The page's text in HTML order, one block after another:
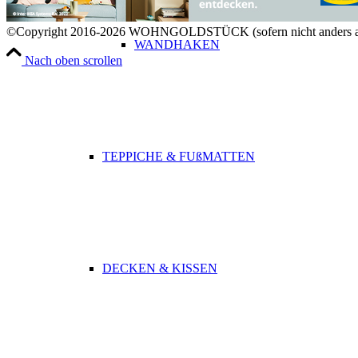
WANDHAKEN
TEPPICHE & FUßMATTEN
DECKEN & KISSEN
©Copyright 2016-2026 WOHNGOLDSTÜCK (sofern nicht anders
Nach oben scrollen